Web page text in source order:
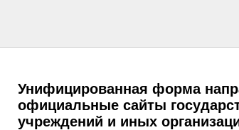
Унифицированная форма
официальные сайты
учреждений и иных